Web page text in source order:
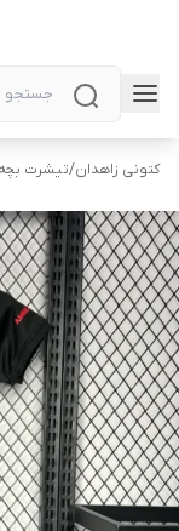
کتونی زاهدان/تیشرت بچه